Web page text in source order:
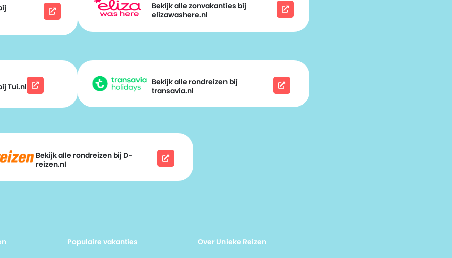
Bekijk alle zonvakanties bij
elizawashere.nl
Tui.nl
Bekijk alle rondreizen bij
transavia.nl
Bekijk alle rondreizen bij D-
reizen.nl
Populaire vakanties Over Unieke Reizen